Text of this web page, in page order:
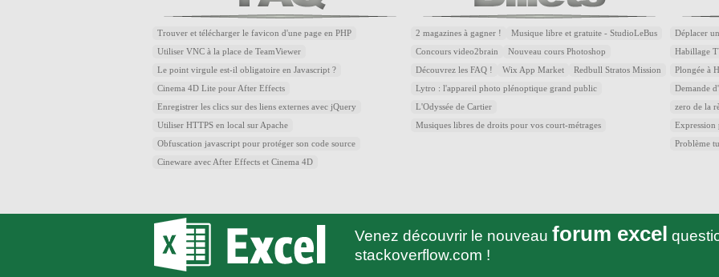
Trouver et télécharger le favicon d'une page en PHP
Utiliser VNC à la place de TeamViewer
Le point virgule est-il obligatoire en Javascript ?
Cinema 4D Lite pour After Effects
Enregistrer les clics sur des liens externes avec jQuery
Utiliser HTTPS en local sur Apache
Obfuscation javascript pour protéger son code source
Cineware avec After Effects et Cinema 4D
2 magazines à gagner ! Musique libre et gratuite - StudioLeBus
Concours video2brain Nouveau cours Photoshop
Découvrez les FAQ ! Wix App Market Redbull Stratos Mission
Lytro : l'appareil photo plénoptique grand public
L'Odyssée de Cartier
Musiques libres de droits pour vos court-métrages
Déplacer
Habillage
Plongée à
Demande
zero de la
Expression
Problème
Venez découvrir le nouveau forum excel
stackoverflow.com !